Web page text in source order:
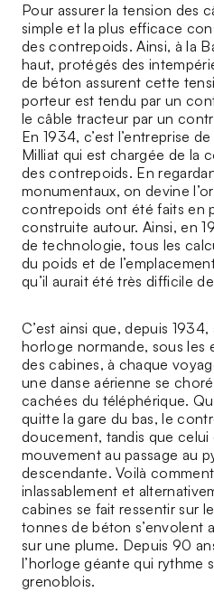
Pour assurer la tension des
simple et la plus efficace
des contrepoids. Ainsi, à la
haut, protégés des
de béton assurent cette
porteur est tendu par un
le câble tracteur par un
En 1934, c’est l’entreprise
Milliat qui est chargée de la
des contrepoids. En
monumentaux, on devine
contrepoids ont été faits en
construite autour. Ainsi, en
de technologie, tous les
du poids et de
qu’il aurait été très difficile
C’est ainsi que, depuis 1934,
horloge normande, sous les
des cabines, à chaque
une danse aérienne se
cachées du téléphérique.
quitte la gare du bas, le
doucement, tandis que
mouvement au passage au
descendante. Voilà
inlassablement et
cabines se fait ressentir sur
tonnes de béton s’envolent
sur une plume. Depuis 90
l’horloge géante qui rythme
grenoblois.